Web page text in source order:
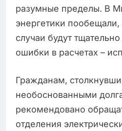
разумные пределы. В
энергетики
случаи будут
ошибки в расчетах –
Гражданам,
необоснованными
рекомендовано
отделения